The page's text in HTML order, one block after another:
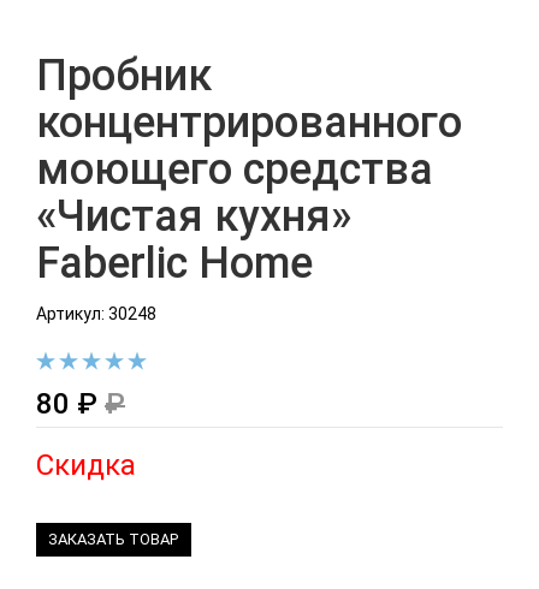
Пробник
концентрированного
моющего средства
«Чистая кухня»
Faberlic Home
Артикул: 30248
80 ₽ ₽
Скидка
ЗАКАЗАТЬ ТОВАР